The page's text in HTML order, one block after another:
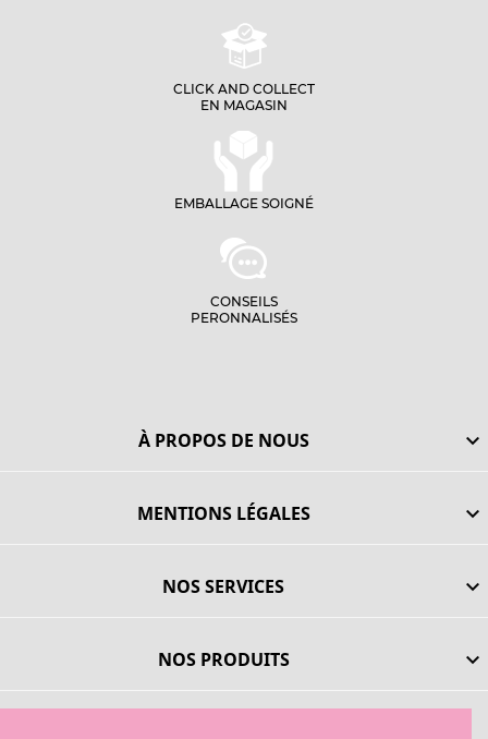
CLICK AND COLLECT
EN MAGASIN
EMBALLAGE SOIGNÉ
CONSEILS
PERONNALISÉS
À PROPOS DE NOUS 
MENTIONS LÉGALES 
NOS SERVICES 
NOS PRODUITS 